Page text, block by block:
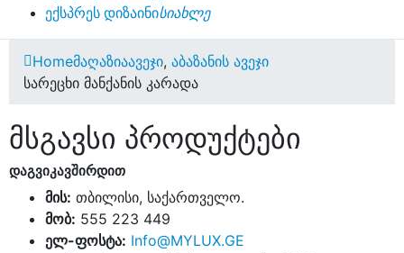
ექსპრეს დიზაინისიახლე
Homeმაღაზიაავეჯი, აბაზანის ავეჯი
სარეცხი მანქანის კარადა
მსგავსი პროდუქტები
დაგვიკავშირდით
მის: თბილისი, საქართველო.
მობ: 555 223 449
ელ-ფოსტა: Info@MYLUX.GE